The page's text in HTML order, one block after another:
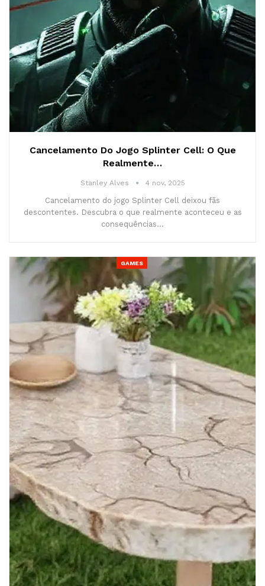
Cancelamento Do Jogo Splinter Cell: O Que
Realmente…
Stanley Alves 4 nov, 2025
Cancelamento do jogo Splinter Cell deixou fãs
descontentes. Descubra o que realmente aconteceu e as
consequências…
GAMES